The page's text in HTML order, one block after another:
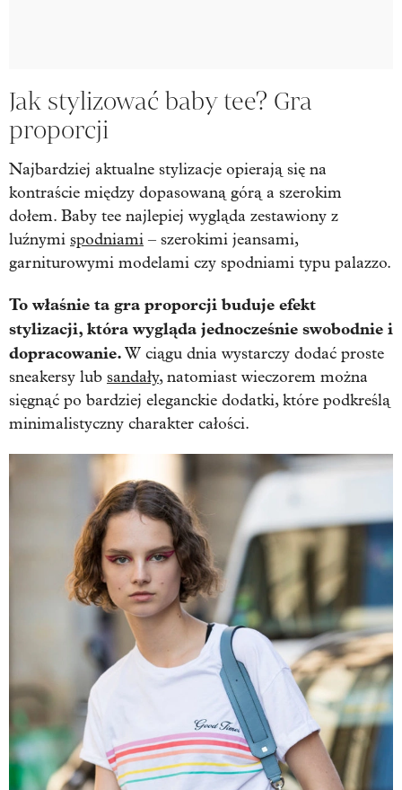
Jak stylizować baby tee? Gra
proporcji
Najbardziej aktualne stylizacje opierają się na
kontraście między dopasowaną górą a szerokim
dołem. Baby tee najlepiej wygląda zestawiony z
luźnymi spodniami – szerokimi jeansami,
garniturowymi modelami czy spodniami typu palazzo.
To właśnie ta gra proporcji buduje efekt
stylizacji, która wygląda jednocześnie swobodnie i
dopracowanie.W ciągu dnia wystarczy dodać proste
sneakersy lub sandały, natomiast wieczorem można
sięgnąć po bardziej eleganckie dodatki, które podkreślą
minimalistyczny charakter całości.